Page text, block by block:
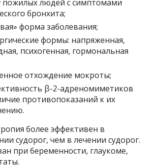
пожилых людей с симптомами
бронхита;
форма заболевания;
формы: напряженная,
психогенная, гормональная
отхождение мокроты;
β-2-адреномиметиков
противопоказаний к их
более эффективен в
судорог, чем в лечении судорог.
при беременности, глаукоме,